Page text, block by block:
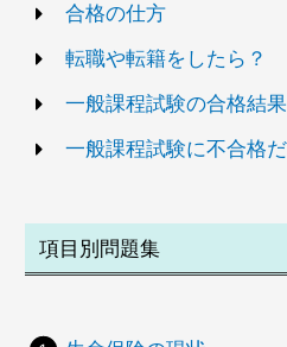
合格の仕方
転職や転籍をしたら？
一般課程試験の合格結
一般課程試験に不合格
項目別問題集